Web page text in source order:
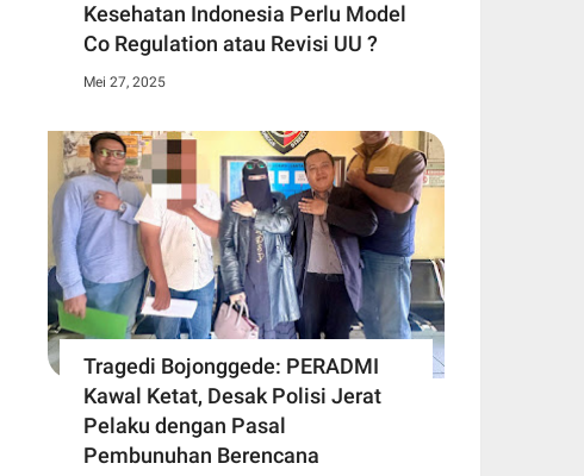
Kesehatan Indonesia Perlu Model
Co Regulation atau Revisi UU ?
Mei 27, 2025
Tragedi Bojonggede: PERADMI
Kawal Ketat, Desak Polisi Jerat
Pelaku dengan Pasal
Pembunuhan Berencana